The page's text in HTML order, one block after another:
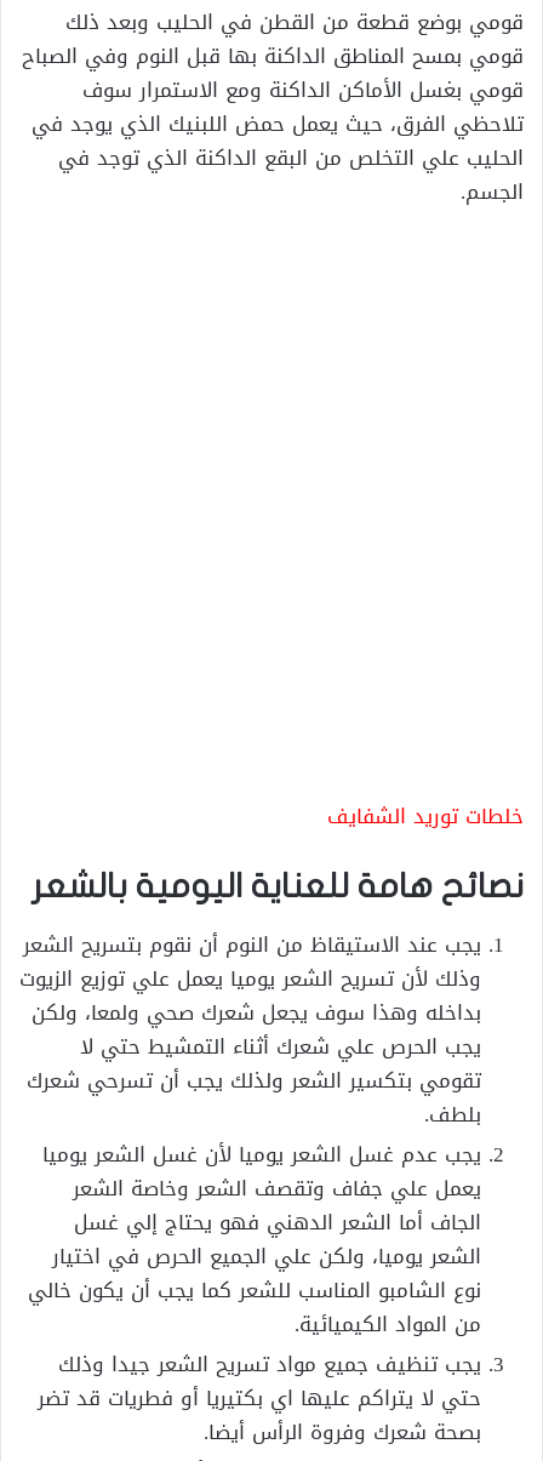
قومي بوضع قطعة من القطن في الحليب وبعد ذلك
قومي بمسح المناطق الداكنة بها قبل النوم وفي الصباح
قومي بغسل الأماكن الداكنة ومع الاستمرار سوف
تلاحظي الفرق، حيث يعمل حمض اللبنيك الذي يوجد في
الحليب علي التخلص من البقع الداكنة الذي توجد في
الجسم.
خلطات توريد الشفايف
نصائح هامة للعناية اليومية بالشعر
يجب عند الاستيقاظ من النوم أن نقوم بتسريح الشعر
وذلك لأن تسريح الشعر يوميا يعمل علي توزيع الزيوت
بداخله وهذا سوف يجعل شعرك صحي ولمعا، ولكن
يجب الحرص علي شعرك أثناء التمشيط حتي لا
تقومي بتكسير الشعر ولذلك يجب أن تسرحي شعرك
بلطف.
يجب عدم غسل الشعر يوميا لأن غسل الشعر يوميا
يعمل علي جفاف وتقصف الشعر وخاصة الشعر
الجاف أما الشعر الدهني فهو يحتاج إلي غسل
الشعر يوميا، ولكن علي الجميع الحرص في اختيار
نوع الشامبو المناسب للشعر كما يجب أن يكون خالي
من المواد الكيميائية.
يجب تنظيف جميع مواد تسريح الشعر جيدا وذلك
حتي لا يتراكم عليها اي بكتيريا أو فطريات قد تضر
بصحة شعرك وفروة الرأس أيضا.